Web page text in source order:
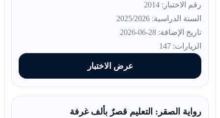
رقم الاختبار: 2014
السنة الدراسية: 2025/2026
تاريخ الإضافة: 28-06-2026
الزيارات: 147
عرض الاختبار
رواية الصقر: التعليم قصرٌ بألف غرفة